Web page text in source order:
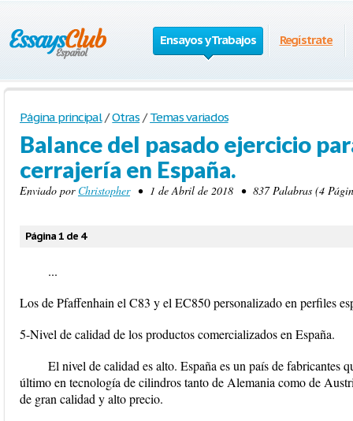
Ensayos y Trabajos Regístrate
Página principal / Otras / Temas variados
Balance del pasado ejercicio
cerrajería en España.
Enviado por Christopher• 1 de Abril de 2018 • 837 Palabras (4
Página 1 de 4
...
Los de Pfaffenhain el C83 y el EC850 personalizado en perfiles
5-Nivel de calidad de los productos comercializados en España.
El nivel de calidad es alto. España es un país de fabricantes
último en tecnología de cilindros tanto de Alemania como de
de gran calidad y alto precio.